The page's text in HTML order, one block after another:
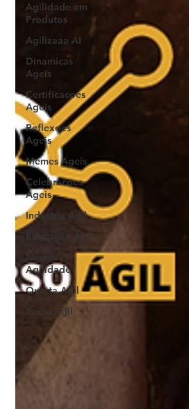
Agilidade em
Produtos
Agilizaaa AI
Dinamicas
Ageis
Certificacoes
Ageis
Reflexoes
Ageis
Memes Ageis
Celebracoes
Ageis
Industria Agil
Educação Ágil
Neuro
Agilidade
Quarta Agil
Sexta Agil